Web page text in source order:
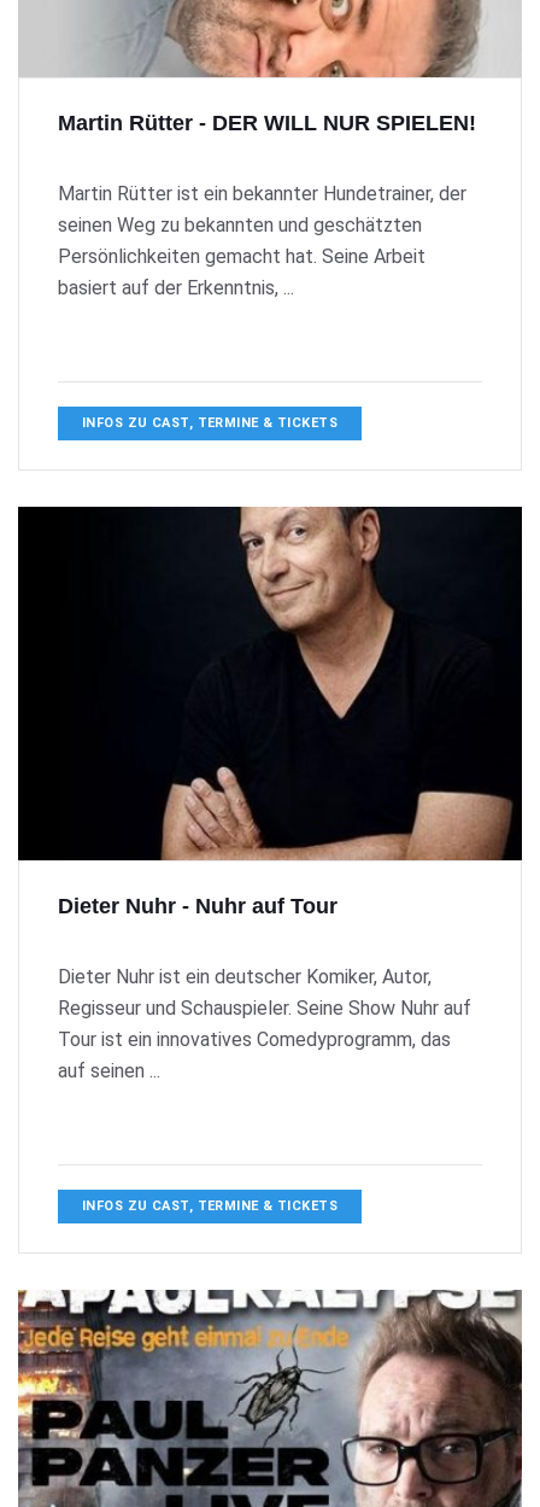
Martin Rütter - DER WILL NUR SPIELEN!
Martin Rütter ist ein bekannter Hundetrainer, der
seinen Weg zu bekannten und geschätzten
Persönlichkeiten gemacht hat. Seine Arbeit
basiert auf der Erkenntnis, ...
INFOS ZU CAST, TERMINE & TICKETS
Dieter Nuhr - Nuhr auf Tour
Dieter Nuhr ist ein deutscher Komiker, Autor,
Regisseur und Schauspieler. Seine Show Nuhr auf
Tour ist ein innovatives Comedyprogramm, das
auf seinen ...
INFOS ZU CAST, TERMINE & TICKETS